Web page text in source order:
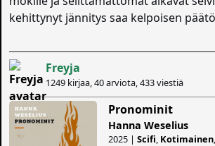
kehittynyt jännitys saa kelpoisen
Freyja
1249 kirjaa, 40 arviota, 433 viestiä
Pronominit
Hanna Weselius
2025 |Scifi Kotimainen